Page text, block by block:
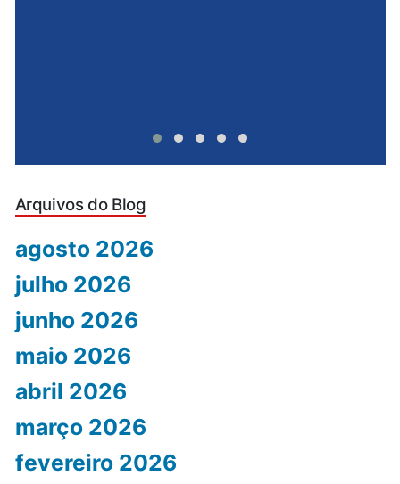
Arquivos do Blog
agosto 2026
julho 2026
junho 2026
maio 2026
abril 2026
março 2026
fevereiro 2026